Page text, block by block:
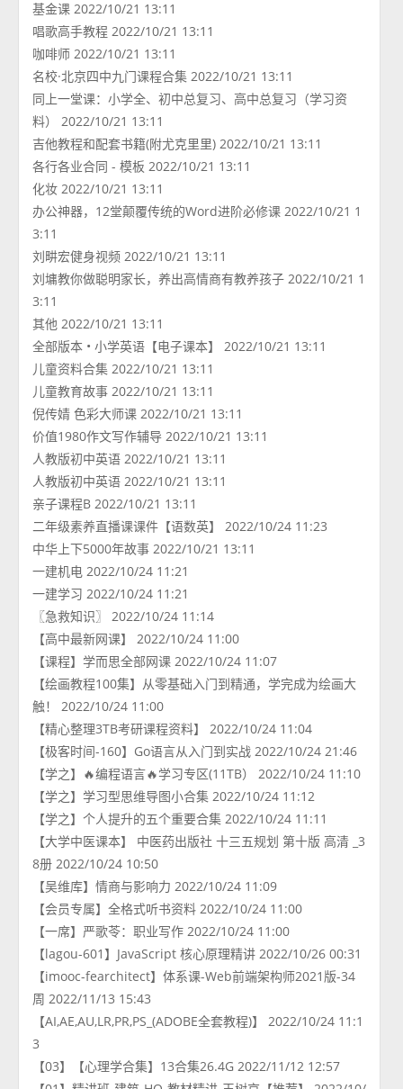
基金课 2022/10/21 13:11
唱歌高手教程 2022/10/21 13:11
咖啡师 2022/10/21 13:11
名校·北京四中九门课程合集 2022/10/21 13:11
同上一堂课：小学全、初中总复习、高中总复习（学习资
料） 2022/10/21 13:11
吉他教程和配套书籍(附尤克里里) 2022/10/21 13:11
各行各业合同 - 模板 2022/10/21 13:11
化妆 2022/10/21 13:11
办公神器，12堂颠覆传统的Word进阶必修课 2022/10/21 1
3:11
刘畊宏健身视频 2022/10/21 13:11
刘墉教你做聪明家长，养出高情商有教养孩子 2022/10/21 1
3:11
其他 2022/10/21 13:11
全部版本 • 小学英语【电子课本】 2022/10/21 13:11
儿童资料合集 2022/10/21 13:11
儿童教育故事 2022/10/21 13:11
倪传婧 色彩大师课 2022/10/21 13:11
价值1980作文写作辅导 2022/10/21 13:11
人教版初中英语 2022/10/21 13:11
人教版初中英语 2022/10/21 13:11
亲子课程B 2022/10/21 13:11
二年级素养直播课课件【语数英】 2022/10/24 11:23
中华上下5000年故事 2022/10/21 13:11
一建机电 2022/10/24 11:21
一建学习 2022/10/24 11:21
〖急救知识〗 2022/10/24 11:14
【高中最新网课】 2022/10/24 11:00
【课程】学而思全部网课 2022/10/24 11:07
【绘画教程100集】从零基础入门到精通，学完成为绘画大
触！ 2022/10/24 11:00
【精心整理3TB考研课程资料】 2022/10/24 11:04
【极客时间-160】Go语言从入门到实战 2022/10/24 21:46
【学之】🔥编程语言🔥学习专区(11TB） 2022/10/24 11:10
【学之】学习型思维导图小合集 2022/10/24 11:12
【学之】个人提升的五个重要合集 2022/10/24 11:11
【大学中医课本】 中医药出版社 十三五规划 第十版 高清 _3
8册 2022/10/24 10:50
【吴维库】情商与影响力 2022/10/24 11:09
【会员专属】全格式听书资料 2022/10/24 11:00
【一席】严歌苓：职业写作 2022/10/24 11:00
【lagou-601】JavaScript 核心原理精讲 2022/10/26 00:31
【imooc-fearchitect】体系课-Web前端架构师2021版-34
周 2022/11/13 15:43
【AI,AE,AU,LR,PR,PS_(ADOBE全套教程)】 2022/10/24 11:1
3
【03】【心理学合集】13合集26.4G 2022/11/12 12:57